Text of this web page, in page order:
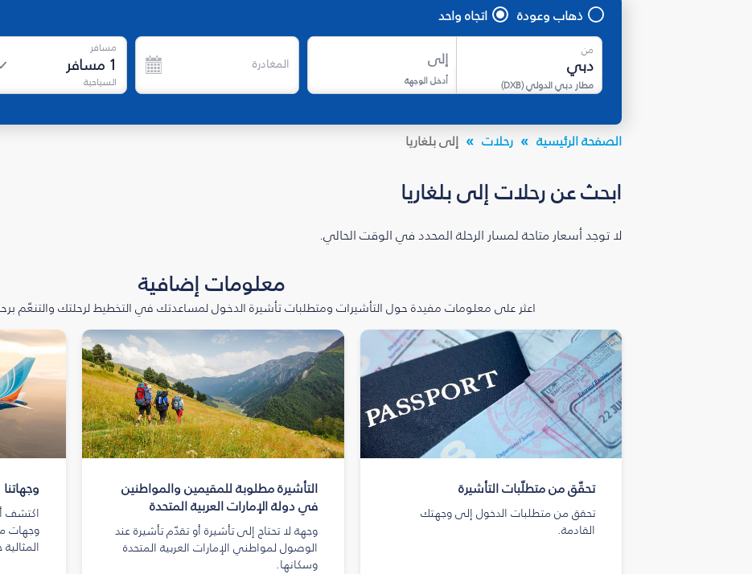
ذهاب وعودة اتجاه واحد
من
مطار دبي الدولي(
DXB
)
إلى
أدخل الوجهة
المغادرة
مسافر
1 مسافر
السياحية
الصفحة الرئيسية رحلات إلى بلغاريا
ابحث عن رحلات إلى بلغاريا
لا توجد أسعار متاحة لمسار الرحلة المحدد في الوقت الحالي.
معلومات إضافية
اعثر على معلومات مفيدة حول التأشيرات ومتطلبات تأشيرة الدخول لمساعدتك في التخطيط لرحلتك والتنعّم
تحقّق من متطلّبات التأشيرة
تحقق من متطلبات الدخول إلى وجهتك
القادمة.
التأشيرة مطلوبة للمقيمين والمواطنين
في دولة الإمارات العربية المتحدة
وجهة لا تحتاج إلى تأشيرة أو تقدّم تأشيرة عند
الوصول لمواطني الإمارات العربية المتحدة
وسكانها.
وجهاتنا
اكتشف
وجهات